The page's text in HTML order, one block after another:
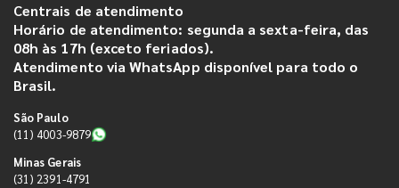
Centrais de atendimento
Horário de atendimento: segunda a sexta-feira, das
08h às 17h (exceto feriados).
Atendimento via WhatsApp disponível para todo o
Brasil.
São Paulo
(11) 4003-9879
Minas Gerais
(31) 2391-4791